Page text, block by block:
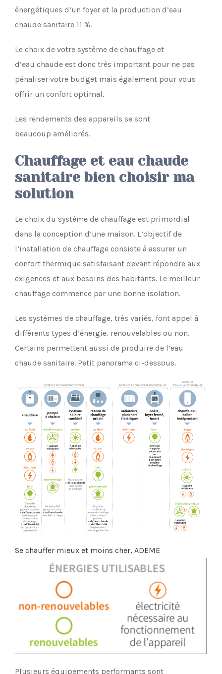
énergétiques d’un foyer et la production d’eau
chaude sanitaire 11 %.
Le choix de votre système de chauffage et
d’eau chaude est donc très important pour ne pas
pénaliser votre budget mais également pour vous
offrir un confort optimal.
Les rendements des appareils se sont
beaucoup améliorés.
Chauffage et eau chaude
sanitaire bien choisir ma
solution
Le choix du système de chauffage est primordial
dans la conception d’une maison. L’objectif de
l’installation de chauffage consiste à assurer un
confort thermique satisfaisant devant répondre aux
exigences et aux besoins des habitants. Le meilleur
chauffage commence par une bonne isolation.
Les systèmes de chauffage, très variés, font appel à
différents types d’énergie, renouvelables ou non.
Certains permettent aussi de produire de l’eau
chaude sanitaire. Petit panorama ci-dessous.
Se chauffer mieux et moins cher, ADEME
Plusieurs équipements performants sont